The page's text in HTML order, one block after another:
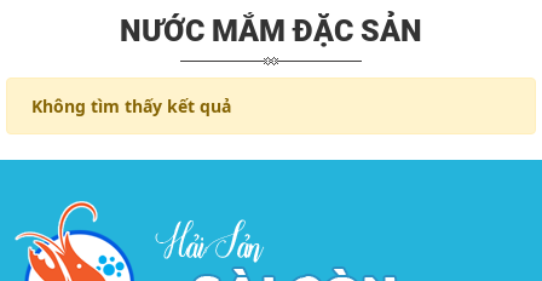
NƯỚC MẮM ĐẶC SẢN
Không tìm thấy kết quả